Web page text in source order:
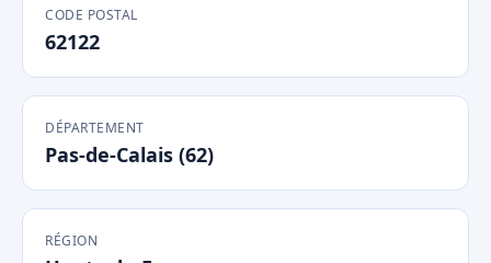
CODE POSTAL
62122
DÉPARTEMENT
Pas-de-Calais (62)
RÉGION